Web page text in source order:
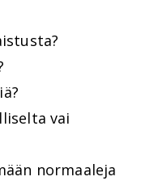
vai
normaaleja